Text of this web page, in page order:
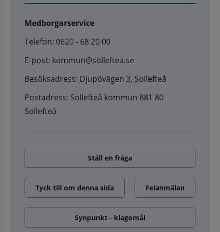
Medborgarservice
Telefon: 0620 - 68 20 00
E-post: kommun@solleftea.se
Besöksadress: Djupövägen 3, Sollefteå
Postadress: Sollefteå kommun 881 80
Sollefteå
Ställ en fråga
Tyck till om denna sida Felanmälan
Synpunkt - klagomål